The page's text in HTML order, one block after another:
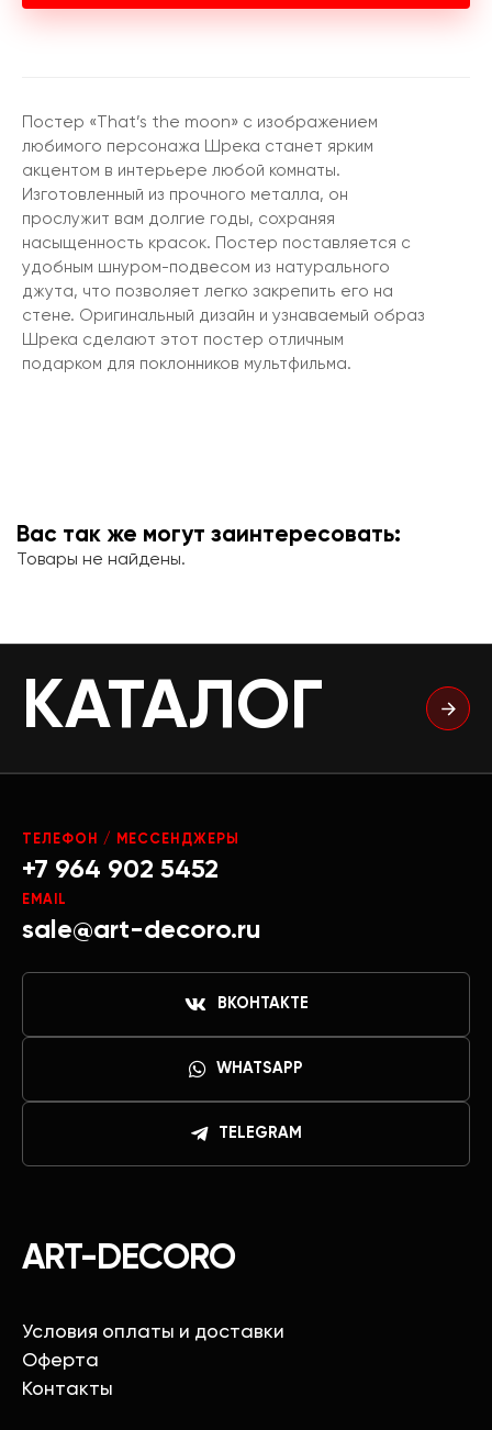
Постер «That’s the moon» с изображением
любимого персонажа Шрека станет ярким
акцентом в интерьере любой комнаты.
Изготовленный из прочного металла, он
прослужит вам долгие годы, сохраняя
насыщенность красок. Постер поставляется с
удобным шнуром-подвесом из натурального
джута, что позволяет легко закрепить его на
стене. Оригинальный дизайн и узнаваемый образ
Шрека сделают этот постер отличным
подарком для поклонников мультфильма.
Вас так же могут заинтересовать:
Товары не найдены.
КАТАЛОГ
ART-DECORO
Условия оплаты и доставки
Оферта
Контакты
ТЕЛЕФОН / МЕССЕНДЖЕРЫ
+7 964 902 5452
EMAIL
sale@art-decoro.ru
ВКОНТАКТЕ
WHATSAPP
TELEGRAM